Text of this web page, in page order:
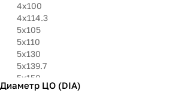
4х100
4х114.3
5x105
5х110
5х130
5х139.7
5х150
6х114.3
Диаметр ЦО (DIA)